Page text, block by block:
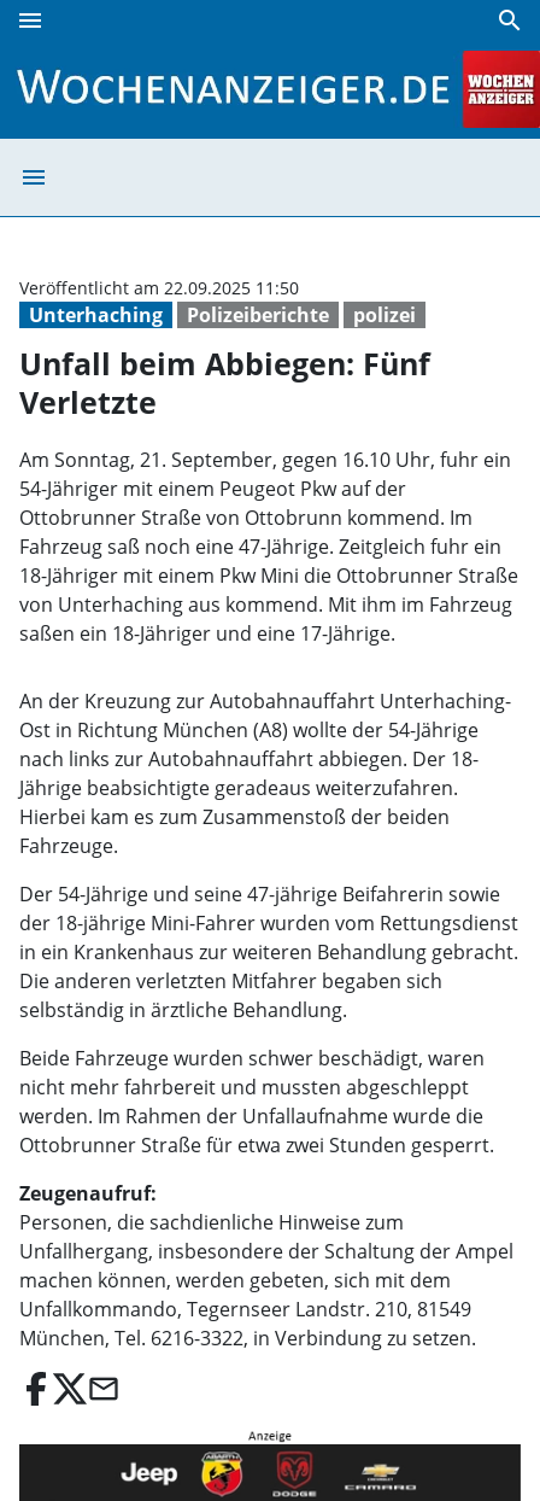
menu search
menu
Unterhaching Polizeiberichte polizei
Veröffentlicht am 22.09.2025 11:50
Unfall beim Abbiegen: Fünf
Verletzte
Am Sonntag, 21. September, gegen 16.10 Uhr, fuhr ein
54-Jähriger mit einem Peugeot Pkw auf der
Ottobrunner Straße von Ottobrunn kommend. Im
Fahrzeug saß noch eine 47-Jährige. Zeitgleich fuhr ein
18-Jähriger mit einem Pkw Mini die Ottobrunner Straße
von Unterhaching aus kommend. Mit ihm im Fahrzeug
saßen ein 18-Jähriger und eine 17-Jährige.
An der Kreuzung zur Autobahnauffahrt Unterhaching-
Ost in Richtung München (A8) wollte der 54-Jährige
nach links zur Autobahnauffahrt abbiegen. Der 18-
Jährige beabsichtigte geradeaus weiterzufahren.
Hierbei kam es zum Zusammenstoß der beiden
Fahrzeuge.
Der 54-Jährige und seine 47-jährige Beifahrerin sowie
der 18-jährige Mini-Fahrer wurden vom Rettungsdienst
in ein Krankenhaus zur weiteren Behandlung gebracht.
Die anderen verletzten Mitfahrer begaben sich
selbständig in ärztliche Behandlung.
Beide Fahrzeuge wurden schwer beschädigt, waren
nicht mehr fahrbereit und mussten abgeschleppt
werden. Im Rahmen der Unfallaufnahme wurde die
Ottobrunner Straße für etwa zwei Stunden gesperrt.
Zeugenaufruf:
Personen, die sachdienliche Hinweise zum
Unfallhergang, insbesondere der Schaltung der Ampel
machen können, werden gebeten, sich mit dem
Unfallkommando, Tegernseer Landstr. 210, 81549
München, Tel. 6216-3322, in Verbindung zu setzen.
email